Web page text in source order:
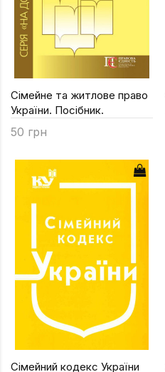
Сімейне та житлове право
України. Посібник.
50 грн
Сімейний кодекс України